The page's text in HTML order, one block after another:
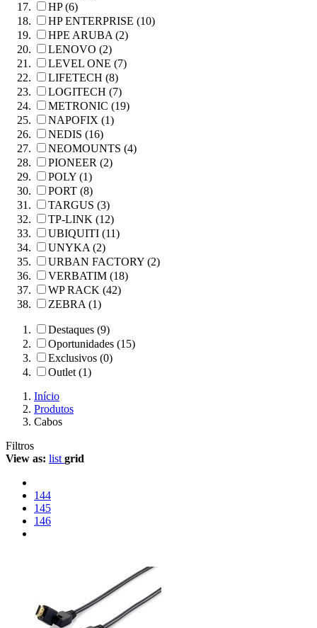
HP (6)
HP ENTERPRISE (10)
HPE ARUBA (2)
LENOVO (2)
LEVEL ONE (7)
LIFETECH (8)
LOGITECH (7)
METRONIC (19)
NAPOFIX (1)
NEDIS (16)
NEOMOUNTS (4)
PIONEER (2)
POLY (1)
PORT (8)
TARGUS (3)
TP-LINK (12)
UBIQUITI (11)
UNYKA (2)
URBAN FACTORY (2)
VERBATIM (18)
WP RACK (42)
ZEBRA (1)
Destaques (9)
Oportunidades (15)
Exclusivos (0)
Outlet (1)
Início
Produtos
Cabos
Filtros
View as: list grid
144
145
146